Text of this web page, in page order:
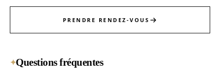
PRENDRE RENDEZ-VOUS
✦Questions fréquentes